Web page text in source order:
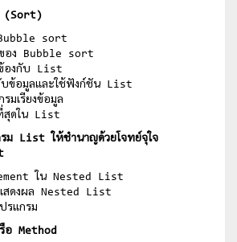
(Sort)
sort
ของ Bubble sort
ข้องกับ List
บข้อมูลและใช้ฟังก์ชัน List
รมเรียงข้อมูล
สุดใน List
รม List ให้ชำนาญด้วยโจทย์จุใจ
ใน Nested List
สดงผล Nested List
รแกรม
Method